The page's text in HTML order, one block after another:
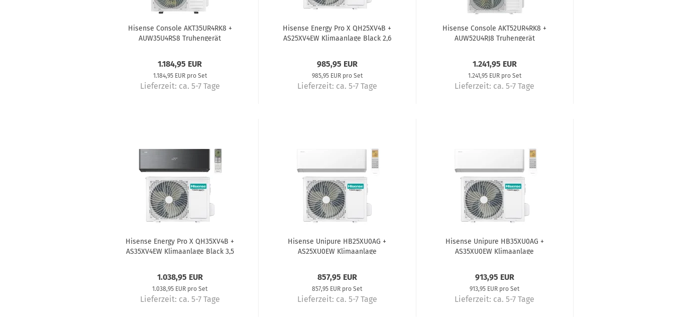
Hisense Console AKT35UR4RK8 +
AUW35U4RS8 Truhengerät
1.184,95 EUR
1.184,95 EUR pro Set
Lieferzeit: ca. 5-7 Tage
Hisense Energy Pro X QH25XV4B +
AS25XV4EW Klimaanlage Black 2,6
985,95 EUR
985,95 EUR pro Set
Lieferzeit: ca. 5-7 Tage
Hisense Console AKT52UR4RK8 +
AUW52U4RJ8 Truhengerät
1.241,95 EUR
1.241,95 EUR pro Set
Lieferzeit: ca. 5-7 Tage
Hisense Energy Pro X QH35XV4B +
AS35XV4EW Klimaanlage Black 3,5
1.038,95 EUR
1.038,95 EUR pro Set
Lieferzeit: ca. 5-7 Tage
Hisense Unipure HB25XU0AG +
AS25XU0EW Klimaanlage
857,95 EUR
857,95 EUR pro Set
Lieferzeit: ca. 5-7 Tage
Hisense Unipure HB35XU0AG +
AS35XU0EW Klimaanlage
913,95 EUR
913,95 EUR pro Set
Lieferzeit: ca. 5-7 Tage